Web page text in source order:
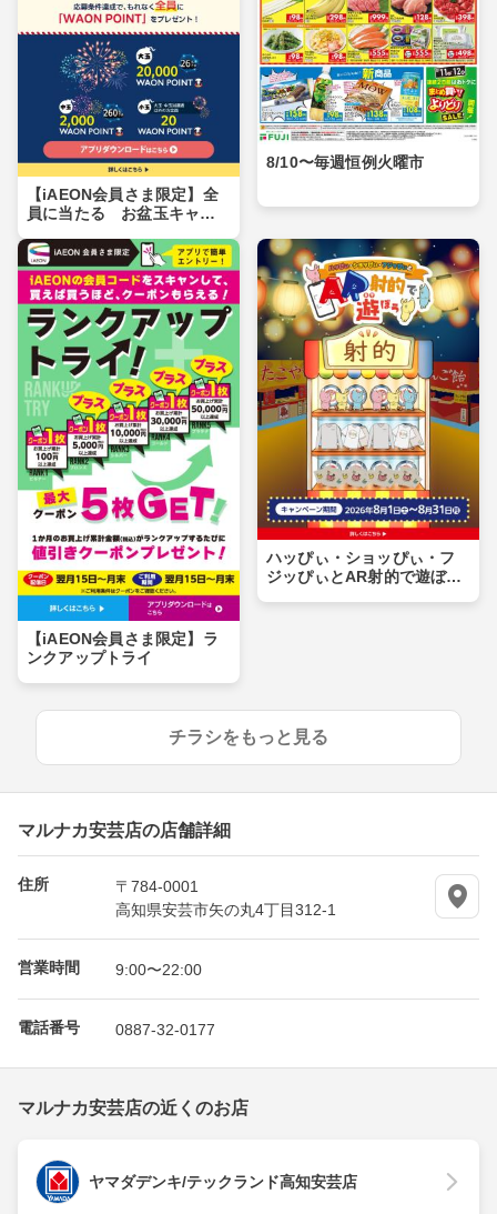
【iAEON会員さま限定】全
員に当たる お盆玉キャン
8/10〜毎週恒例火曜市
【iAEON会員さま限定】ラ
ンクアップトライ
ハッぴぃ・ショッぴぃ・フ
ジッぴぃとAR射的で遊ぼ
チラシをもっと見る
マルナカ安芸店の店舗詳細
住所
〒784-0001
高知県安芸市矢の丸4丁目312-1
営業時間 9:00〜22:00
電話番号 0887-32-0177
マルナカ安芸店の近くのお店
ヤマダデンキ/テックランド高知安芸店